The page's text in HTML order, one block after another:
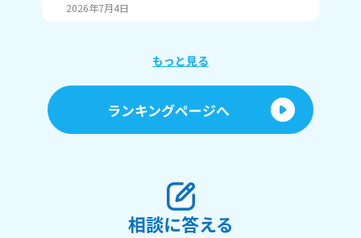
2026年7月4日
もっと見る
ランキングページへ
相談に答える